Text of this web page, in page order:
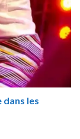
dans les